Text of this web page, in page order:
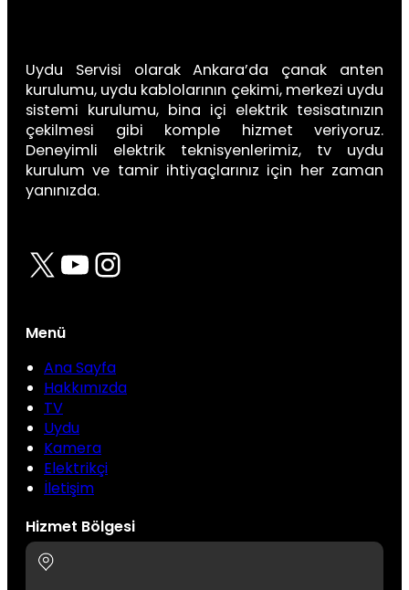
Uydu Servisi olarak Ankara’da çanak anten
kurulumu, uydu kablolarının çekimi, merkezi uydu
sistemi kurulumu, bina içi elektrik tesisatınızın
çekilmesi gibi komple hizmet veriyoruz.
Deneyimli elektrik teknisyenlerimiz, tv uydu
kurulum ve tamir ihtiyaçlarınız için her zaman
yanınızda.
X YouTube Instagram
Menü
Ana Sayfa
Hakkımızda
TV
Uydu
Kamera
Elektrikçi
İletişim
Hizmet Bölgesi